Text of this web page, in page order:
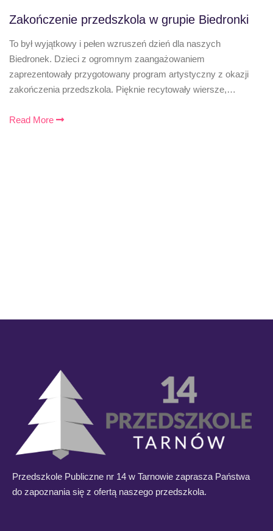
Zakończenie przedszkola w grupie Biedronki
To był wyjątkowy i pełen wzruszeń dzień dla naszych
Biedronek. Dzieci z ogromnym zaangażowaniem
zaprezentowały przygotowany program artystyczny z okazji
zakończenia przedszkola. Pięknie recytowały wiersze,…
Read More
Przedszkole Publiczne nr 14 w Tarnowie zaprasza Państwa
do zapoznania się z ofertą naszego przedszkola.